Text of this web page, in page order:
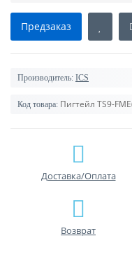
Предзаказ
Производитель: ICS
Код товара: Пигтейл TS9-
Доставка/Оплата
Возврат